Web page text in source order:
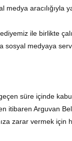
aracılığıyla
ile birlikte
sosyal medyaya
süre içinde
itibaren Arguvan
zarar vermek için